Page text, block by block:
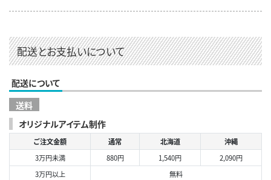
配送とお支払いについて
配送について
送料
オリジナルアイテム制作
ご注文金額 通常 北海道
沖縄
3万円未満
880円 1,540円
2,090円
3万円以上
無料